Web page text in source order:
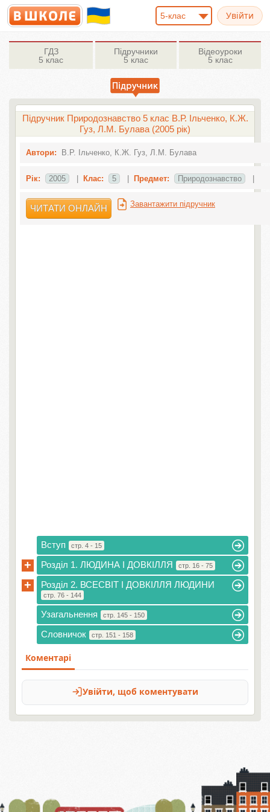
5-клас
ГДЗ
5 клас
Підручники
5 клас
Відеоуроки
5 клас
Підручник Природознавство 5 клас В.Р. Ільченко, К.Ж.
Гуз, Л.М. Булава (2005 рік)
Автори: В.Р. Ільченко, К.Ж. Гуз, Л.М. Булава
Рік: 2005 Клас: 5 Предмет: Природознавство
ЧИТАТИ ОНЛАЙН Завантажити підручник
Вступ стр. 4 - 15
+ Розділ 1. ЛЮДИНА І ДОВКІЛЛЯ стр. 16 - 75
+ Розділ 2. ВСЕСВІТ І ДОВКІЛЛЯ ЛЮДИНИ
стр. 76 - 144
Узагальнення стр. 145 - 150
Словничок стр. 151 - 158